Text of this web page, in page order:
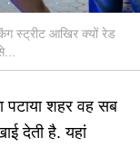
स्ट्रीट आखिर क्यों रेड
पटाया शहर वह सब
देती है. यहां